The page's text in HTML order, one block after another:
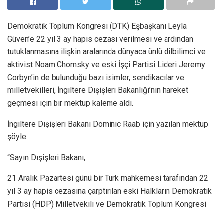
Demokratik Toplum Kongresi (DTK) Eşbaşkanı Leyla
Güven’e 22 yıl 3 ay hapis cezası verilmesi ve ardından
tutuklanmasına ilişkin aralarında dünyaca ünlü dilbilimci ve
aktivist Noam Chomsky ve eski İşçi Partisi Lideri Jeremy
Corbyn’in de bulunduğu bazı isimler, sendikacılar ve
milletvekilleri, İngiltere Dışişleri Bakanlığı’nın hareket
geçmesi için bir mektup kaleme aldı.
İngiltere Dışişleri Bakanı Dominic Raab için yazılan mektup
şöyle:
“Sayın Dışişleri Bakanı,
21 Aralık Pazartesi günü bir Türk mahkemesi tarafından 22
yıl 3 ay hapis cezasına çarptırılan eski Halkların Demokratik
Partisi (HDP) Milletvekili ve Demokratik Toplum Kongresi